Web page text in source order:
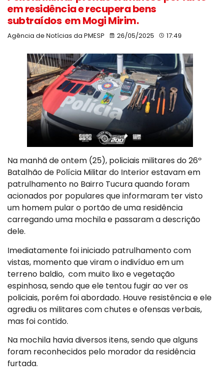
em residência e recupera bens
subtraídos em Mogi Mirim.
Agência de Notícias da PMESP 26/05/2025 17:49
Na manhã de ontem (25), policiais militares do 26º
Batalhão de Polícia Militar do Interior estavam em
patrulhamento no Bairro Tucura quando foram
acionados por populares que informaram ter visto
um homem pular o portão de uma residência
carregando uma mochila e passaram a descrição
dele.
Imediatamente foi iniciado patrulhamento com
vistas, momento que viram o indivíduo em um
terreno baldio, com muito lixo e vegetação
espinhosa, sendo que ele tentou fugir ao ver os
policiais, porém foi abordado. Houve resistência e ele
agrediu os militares com chutes e ofensas verbais,
mas foi contido.
Na mochila havia diversos itens, sendo que alguns
foram reconhecidos pelo morador da residência
furtada.